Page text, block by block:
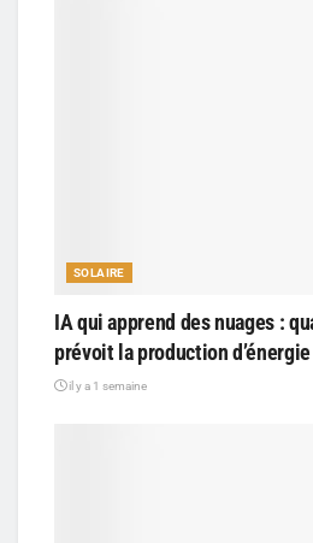
SOLAIRE
IA qui apprend des nuages :
prévoit la production
il y a 1 semaine